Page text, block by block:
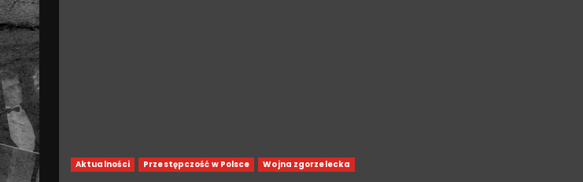
Aktualności Przestępczość w Polsce Wojna zgorzelecka